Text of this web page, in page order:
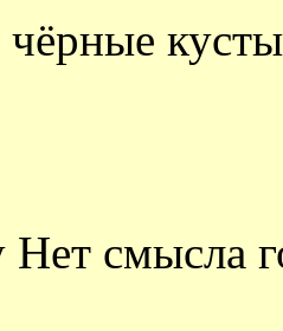
чёрные
Нет смысла